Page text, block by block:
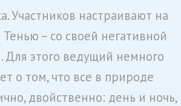
Участников настраивают на
Тенью – со своей негативной
Для этого ведущий немного
о том, что все в природе
двойственно: день и ночь,